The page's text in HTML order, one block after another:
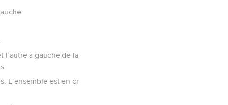
l’autre à gauche de la
L’ensemble est en or